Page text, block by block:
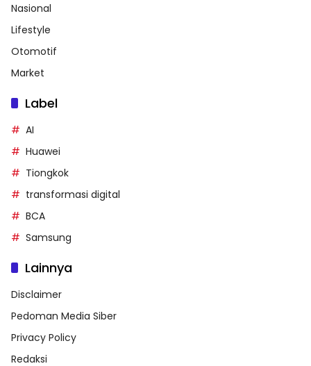
Nasional
Lifestyle
Otomotif
Market
Label
AI
Huawei
Tiongkok
transformasi digital
BCA
Samsung
Lainnya
Disclaimer
Pedoman Media Siber
Privacy Policy
Redaksi